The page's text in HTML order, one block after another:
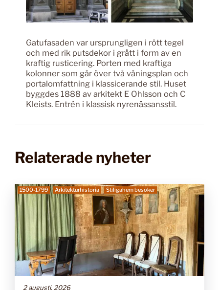
Gatufasaden var ursprungligen i rött tegel
och med rik putsdekor i grått i form av en
kraftig rusticering. Porten med kraftiga
kolonner som går över två våningsplan och
portalomfattning i klassicerande stil. Huset
byggdes 1888 av arkitekt E Ohlsson och C
Kleists. Entrén i klassisk nyrenässansstil.
Relaterade nyheter
1500-1799 Arkitekturhistoria Stiligahem besöker
2 augusti, 2026